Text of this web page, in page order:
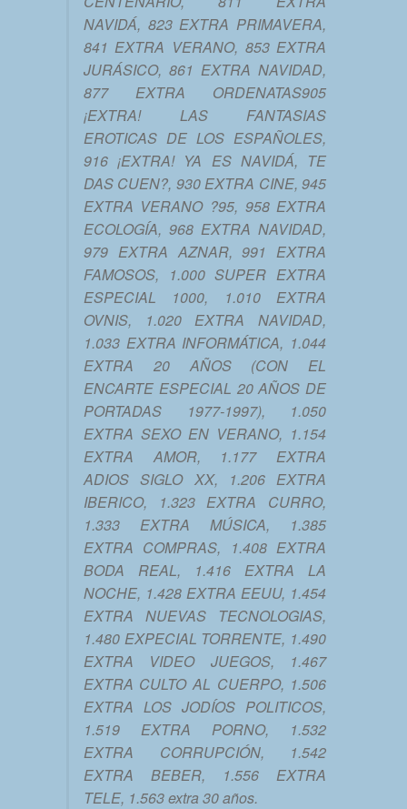
NAVIDÁ, 823 EXTRA PRIMAVERA,
841 EXTRA VERANO, 853 EXTRA
JURÁSICO, 861 EXTRA NAVIDAD,
877 EXTRA ORDENATAS905
¡EXTRA! LAS FANTASIAS
EROTICAS DE LOS ESPAÑOLES,
916 ¡EXTRA! YA ES NAVIDÁ, TE
DAS CUEN?, 930 EXTRA CINE, 945
EXTRA VERANO ?95, 958 EXTRA
ECOLOGÍA, 968 EXTRA NAVIDAD,
979 EXTRA AZNAR, 991 EXTRA
FAMOSOS, 1.000 SUPER EXTRA
ESPECIAL 1000, 1.010 EXTRA
OVNIS, 1.020 EXTRA NAVIDAD,
1.033 EXTRA INFORMÁTICA, 1.044
EXTRA 20 AÑOS (CON EL
ENCARTE ESPECIAL 20 AÑOS DE
PORTADAS 1977-1997), 1.050
EXTRA SEXO EN VERANO, 1.154
EXTRA AMOR, 1.177 EXTRA
ADIOS SIGLO XX, 1.206 EXTRA
IBERICO, 1.323 EXTRA CURRO,
1.333 EXTRA MÚSICA, 1.385
EXTRA COMPRAS, 1.408 EXTRA
BODA REAL, 1.416 EXTRA LA
NOCHE, 1.428 EXTRA EEUU, 1.454
EXTRA NUEVAS TECNOLOGIAS,
1.480 EXPECIAL TORRENTE, 1.490
EXTRA VIDEO JUEGOS, 1.467
EXTRA CULTO AL CUERPO, 1.506
EXTRA LOS JODÍOS POLITICOS,
1.519 EXTRA PORNO, 1.532
EXTRA CORRUPCIÓN, 1.542
EXTRA BEBER, 1.556 EXTRA
TELE, 1.563 extra 30 años.